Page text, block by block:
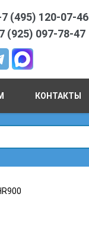
(495) 120-07-46
(925) 097-78-47
КОНТАКТЫ